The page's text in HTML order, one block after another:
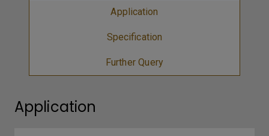
Application
Specification
Further Query
Application